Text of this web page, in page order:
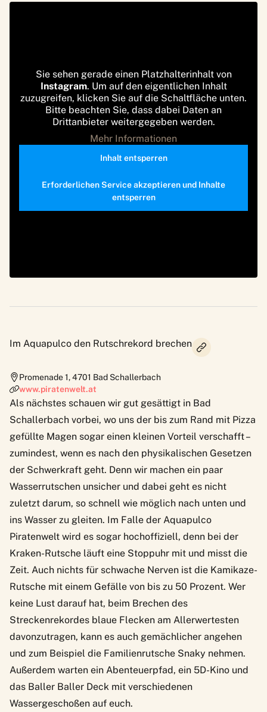
Sie sehen gerade einen Platzhalterinhalt von
Instagram. Um auf den eigentlichen Inhalt
zuzugreifen, klicken Sie auf die Schaltfläche unten.
Bitte beachten Sie, dass dabei Daten an
Drittanbieter weitergegeben werden.
Mehr Informationen
Inhalt entsperren
Erforderlichen Service akzeptieren und Inhalte
entsperren
Im Aquapulco den Rutschrekord brechen
Promenade 1,4701 Bad Schallerbach
www.piratenwelt.at
Als nächstes schauen wir gut gesättigt in Bad
Schallerbach vorbei, wo uns der bis zum Rand mit Pizza
gefüllte Magen sogar einen kleinen Vorteil verschafft –
zumindest, wenn es nach den physikalischen Gesetzen
der Schwerkraft geht. Denn wir machen ein paar
Wasserrutschen unsicher und dabei geht es nicht
zuletzt darum, so schnell wie möglich nach unten und
ins Wasser zu gleiten. Im Falle der Aquapulco
Piratenwelt wird es sogar hochoffiziell, denn bei der
Kraken-Rutsche läuft eine Stoppuhr mit und misst die
Zeit. Auch nichts für schwache Nerven ist die Kamikaze-
Rutsche mit einem Gefälle von bis zu 50 Prozent. Wer
keine Lust darauf hat, beim Brechen des
Streckenrekordes blaue Flecken am Allerwertesten
davonzutragen, kann es auch gemächlicher angehen
und zum Beispiel die Familienrutsche Snaky nehmen.
Außerdem warten ein Abenteuerpfad, ein 5D-Kino und
das Baller Baller Deck mit verschiedenen
Wassergeschoßen auf euch.